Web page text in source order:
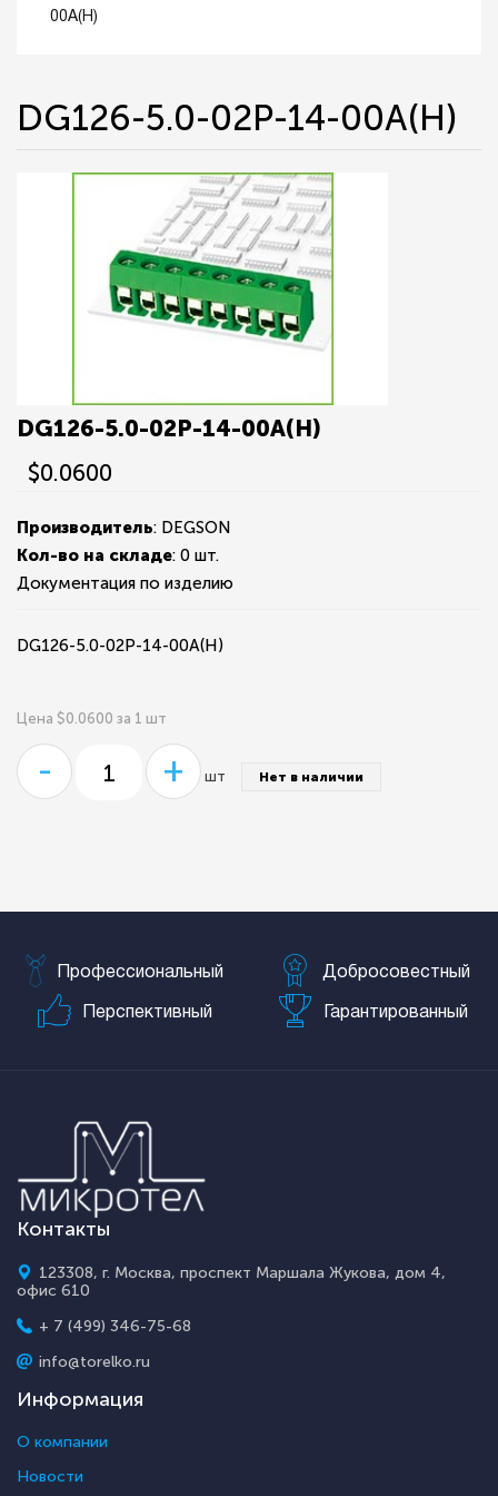
00A(H)
DG126-5.0-02P-14-00A(H)
DG126-5.0-02P-14-00A(H)
$0.0600
Производитель: DEGSON
Кол-во на складе: 0 шт.
Документация по изделию
DG126-5.0-02P-14-00A(H)
Цена $0.0600 за 1 шт
- + шт Нет в наличии
Профессиональный Добросовестный
Перспективный Гарантированный
Контакты
123308, г. Москва, проспект Маршала Жукова, дом 4,
офис 610
+ 7 (499) 346-75-68
info@torelko.ru
Информация
О компании
Новости